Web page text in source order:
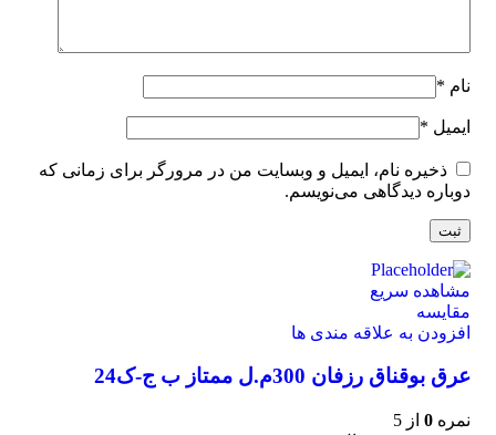
نام *
ایمیل *
ذخیره نام، ایمیل و وبسایت من در مرورگر برای زمانی که
دوباره دیدگاهی می‌نویسم.
مشاهده سریع
مقایسه
افزودن به علاقه مندی ها
عرق بوقناق رزفان 300م.ل ممتاز ب ج-ک24
نمره 0 از 5